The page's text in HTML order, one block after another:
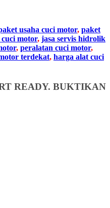
usaha cuci motor, paket
motor, jasa servis hidrolik
, peralatan cuci motor,
terdekat, harga alat cuci
READY. BUKTIKAN